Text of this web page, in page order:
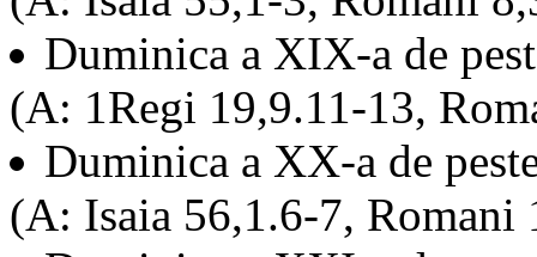
Duminica a XIX-a de
(A: 1Regi 19,9.11-13,
Duminica a XX-a de
(A: Isaia 56,1.6-7,